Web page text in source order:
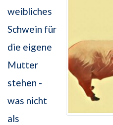
weibliches
Schwein für
die eigene
Mutter
stehen -
was nicht
als